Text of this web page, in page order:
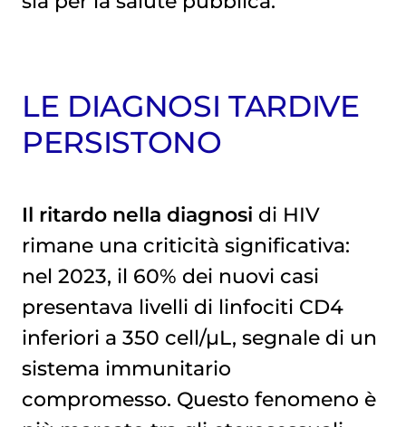
LE DIAGNOSI TARDIVE
PERSISTONO
Il ritardo nella diagnosi di HIV
rimane una criticità significativa:
nel 2023, il 60% dei nuovi casi
presentava livelli di linfociti CD4
inferiori a 350 cell/µL, segnale di un
sistema immunitario
compromesso. Questo fenomeno è